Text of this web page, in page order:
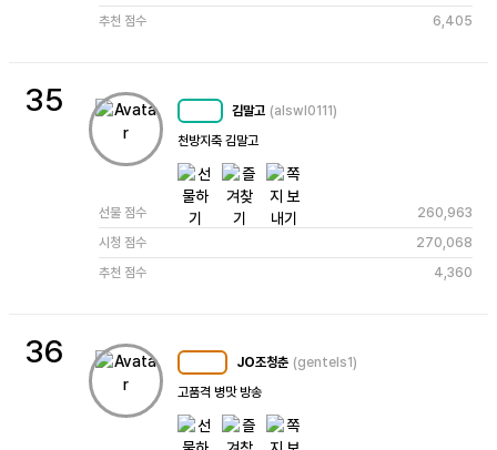
추천 점수
6,405
35 김말고 (alswl0111)
천방지축 김말고
선물 점수
260,963
시청 점수
270,068
추천 점수
4,360
36 JO조청춘 (gentels1)
고품격 병맛 방송